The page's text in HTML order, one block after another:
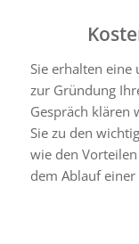
Sie erhalten eine
zur Gründung
Gespräch klären
Sie zu den
wie den
dem Ablauf